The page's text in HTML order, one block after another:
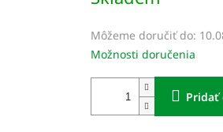
Môžeme doručiť do:
Možnosti doručenia
Pridať